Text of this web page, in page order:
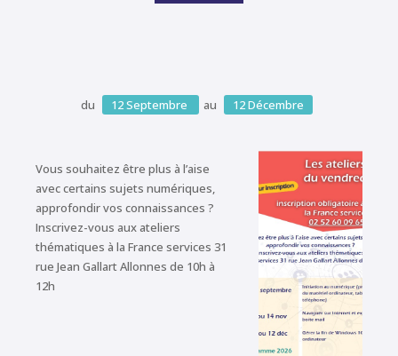
du 12Septembre au 12Décembre
Vous souhaitez être plus à l’aise
avec certains sujets numériques,
approfondir vos connaissances ?
Inscrivez-vous aux ateliers
thématiques à la France services 31
rue Jean Gallart Allonnes de 10h à
12h